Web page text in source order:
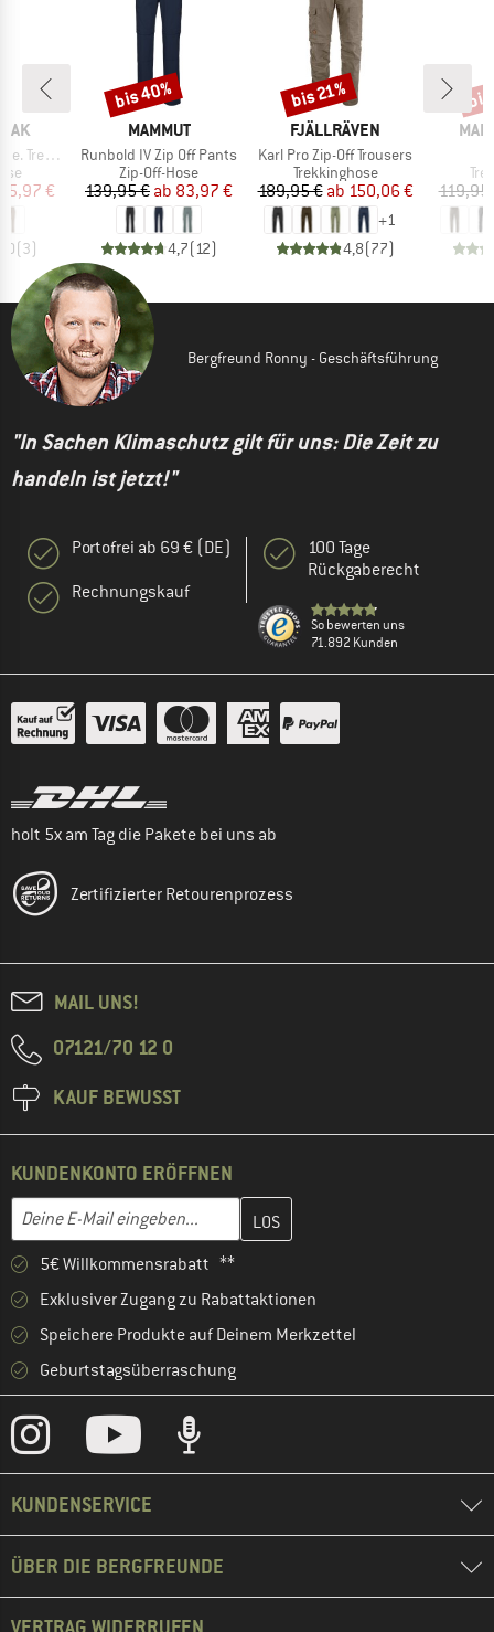
off Pants
Preis
65,97 €
(3)
MARKE
MAMMUT
Artikel
Runbold IV Zip Off Pants
Produktgruppe
Zip-Off-Hose
Preis
139,95 € reduzierter Preis
ab 83,97 €
4,7(12)
Rabatt
bis 40%
MARKE
FJÄLLRÄVEN
Artikel
Karl Pro Zip-Off Trousers
Produktgruppe
Trekkinghose
Preis
189,95 € reduzierter Preis
ab 150,06 €
+1
4,8(77)
Rabatt
bis 21%
119,95
Bergfreund Ronny - Geschäftsführung
"In Sachen Klimaschutz gilt für uns: Die Zeit zu
handeln ist jetzt!"
Portofrei ab 69 € (DE)
Rechnungskauf
100 Tage
Rückgaberecht
So bewerten uns
71.892 Kunden
holt 5x am Tag die Pakete bei uns ab
Zertifizierter Retourenprozess
MAIL UNS!
07121/70 12 0
KAUF BEWUSST
KUNDENKONTO ERÖFFNEN
E-Mail-Adresse
Gib hier deine E-Mail-Adresse ein und erstelle im nächsten
5€ Willkommensrabatt **
Exklusiver Zugang zu Rabattaktionen
Speichere Produkte auf Deinem Merkzettel
Geburtstagsüberraschung
KUNDENSERVICE
ÜBER DIE BERGFREUNDE